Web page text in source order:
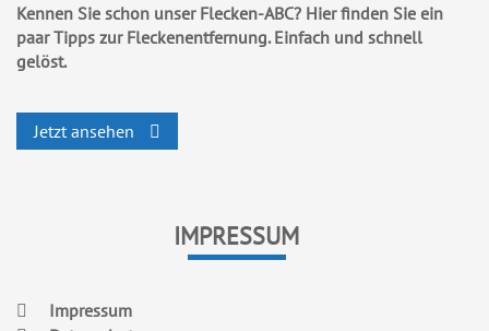
Kennen Sie schon unser Flecken-ABC? Hier finden Sie ein
paar Tipps zur Fleckenentfernung. Einfach und schnell
gelöst.
Jetzt ansehen
IMPRESSUM
Impressum